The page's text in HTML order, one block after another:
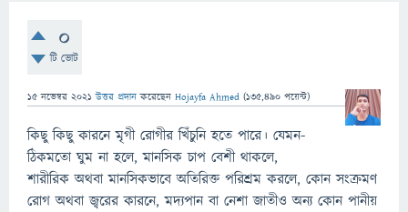
0
টি ভোট
15 নভেম্বর 2021 উত্তর প্রদান করেছেন Hojayfa Ahmed (135,490 পয়েন্ট)
কিছু কিছু কারনে মৃগী রোগীর খিঁচুনি হতে পারে। যেমন-
ঠিকমতো ঘুম না হলে, মানসিক চাপ বেশী থাকলে,
শারীরিক অথবা মানসিকভাবে অতিরিক্ত পরিশ্রম করলে, কোন সংক্রমণ
রোগ অথবা জ্বরের কারনে, মদ্যপান বা নেশা জাতীও অন্য কোন পানীয়